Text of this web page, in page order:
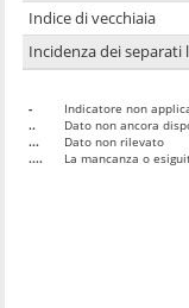
Indice di vecchiaia
Incidenza dei
-
Indicatore non
..
Dato non ancora
...
Dato non rilevato
....
La mancanza o